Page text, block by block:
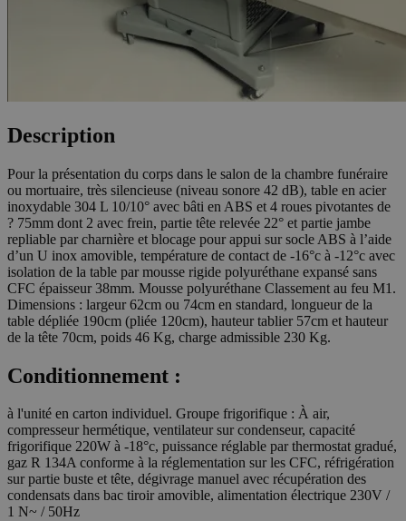
Description
Pour la présentation du corps dans le salon de la chambre funéraire
ou mortuaire, très silencieuse (niveau sonore 42 dB), table en acier
inoxydable 304 L 10/10° avec bâti en ABS et 4 roues pivotantes de
? 75mm dont 2 avec frein, partie tête relevée 22° et partie jambe
repliable par charnière et blocage pour appui sur socle ABS à l’aide
d’un U inox amovible, température de contact de -16°c à -12°c avec
isolation de la table par mousse rigide polyuréthane expansé sans
CFC épaisseur 38mm. Mousse polyuréthane Classement au feu M1.
Dimensions : largeur 62cm ou 74cm en standard, longueur de la
table dépliée 190cm (pliée 120cm), hauteur tablier 57cm et hauteur
de la tête 70cm, poids 46 Kg, charge admissible 230 Kg.
Conditionnement :
à l'unité en carton individuel. Groupe frigorifique : À air,
compresseur hermétique, ventilateur sur condenseur, capacité
frigorifique 220W à -18°c, puissance réglable par thermostat gradué,
gaz R 134A conforme à la réglementation sur les CFC, réfrigération
sur partie buste et tête, dégivrage manuel avec récupération des
condensats dans bac tiroir amovible, alimentation électrique 230V /
1 N~ / 50Hz